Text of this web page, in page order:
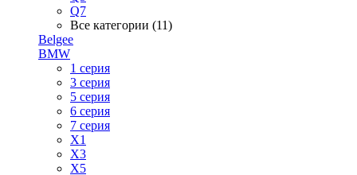
Q7
Все категории (11)
Belgee
BMW
1 серия
3 серия
5 серия
6 серия
7 серия
X1
X3
X5